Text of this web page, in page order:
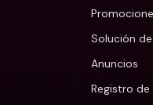
Solución
Anuncios
Registro